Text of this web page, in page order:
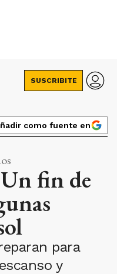
SUSCRIBITE
como fuente en
fin de
para
y